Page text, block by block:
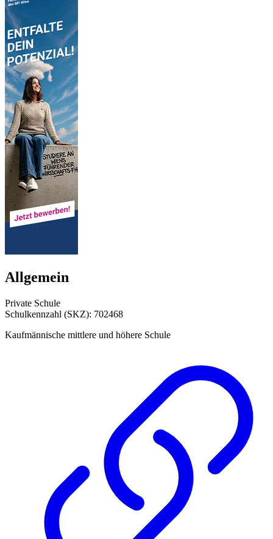
Allgemein
Private Schule
Schulkennzahl (SKZ): 702468
Kaufmännische mittlere und höhere Schule